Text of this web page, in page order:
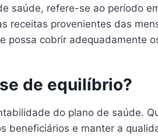
saúde, refere-se ao período
receitas provenientes das
possa cobrir adequadamente
de equilíbrio?
do plano de saúde.
beneficiários e manter a